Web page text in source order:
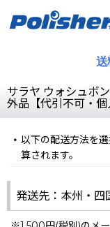
送
サラヤ ウォシュボ
外品【代引不可・個
以下の配送方法を
算されます。
発送先：本州・四